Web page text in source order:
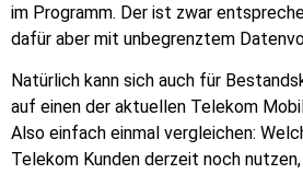
im Programm. Der ist zwar
dafür aber mit unbegrenztem
Natürlich kann sich auch für
auf einen der aktuellen Telekom
Also einfach einmal vergleichen:
Telekom Kunden derzeit noch